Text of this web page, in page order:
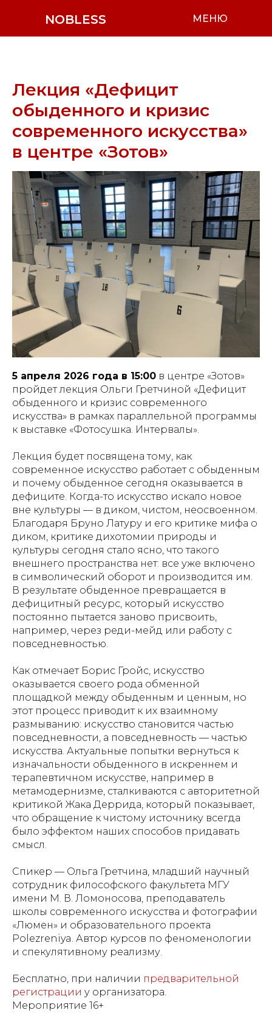
NOBLESS МЕНЮ
Лекция «Дефицит
обыденного и кризис
современного искусства»
в центре «Зотов»
5 апреля 2026 года в 15:00 в центре «Зотов»
пройдет лекция Ольги Гретчиной «Дефицит
обыденного и кризис современного
искусства» в рамках параллельной программы
к выставке «Фотосушка. Интервалы».
Лекция будет посвящена тому, как
современное искусство работает с обыденным
и почему обыденное сегодня оказывается в
дефиците. Когда-то искусство искало новое
вне культуры — в диком, чистом, неосвоенном.
Благодаря Бруно Латуру и его критике мифа о
диком, критике дихотомии природы и
культуры сегодня стало ясно, что такого
внешнего пространства нет: все уже включено
в символический оборот и производится им.
В результате обыденное превращается в
дефицитный ресурс, который искусство
постоянно пытается заново присвоить,
например, через реди-мейд или работу с
повседневностью.
Как отмечает Борис Гройс, искусство
оказывается своего рода обменной
площадкой между обыденным и ценным, но
этот процесс приводит к их взаимному
размыванию: искусство становится частью
повседневности, а повседневность — частью
искусства. Актуальные попытки вернуться к
изначальности обыденного в искреннем и
терапевтичном искусстве, например в
метамодернизме, сталкиваются с авторитетной
критикой Жака Деррида, который показывает,
что обращение к чистому источнику всегда
было эффектом наших способов придавать
смысл.
Спикер — Ольга Гретчина, младший научный
сотрудник философского факультета МГУ
имени М. В. Ломоносова, преподаватель
школы современного искусства и фотографии
«Люмен» и образовательного проекта
Polezreniya. Автор курсов по феноменологии
и спекулятивному реализму.
Бесплатно, при наличии предварительной
регистрации у организатора.
Мероприятие 16+